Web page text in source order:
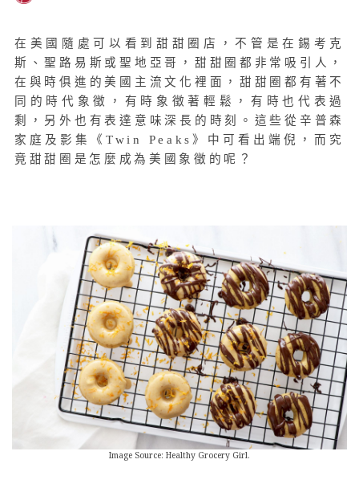
在美國隨處可以看到甜甜圈店，不管是在錫考克
斯、聖路易斯或聖地亞哥，甜甜圈都非常吸引人，
在與時俱進的美國主流文化裡面，甜甜圈都有著不
同的時代象徵，有時象徵著輕鬆，有時也代表過
剩，另外也有表達意味深長的時刻。這些從辛普森
家庭及影集《Twin Peaks》中可看出端倪，而究
竟甜甜圈是怎麼成為美國象徵的呢？
Image Source: Healthy Grocery Girl.